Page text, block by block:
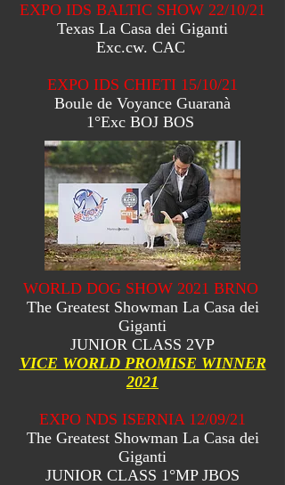
EXPO IDS BALTIC SHOW 22/10/21
Texas La Casa dei Giganti
Exc.cw. CAC
EXPO IDS CHIETI 15/10/21
Boule de Voyance Guaranà
1°Exc BOJ BOS
WORLD DOG SHOW 2021 BRNO
The Greatest Showman La Casa dei
Giganti
JUNIOR CLASS 2VP
VICE WORLD PROMISE WINNER
2021
EXPO NDS ISERNIA 12/09/21
The Greatest Showman La Casa dei
Giganti
JUNIOR CLASS 1°MP JBOS